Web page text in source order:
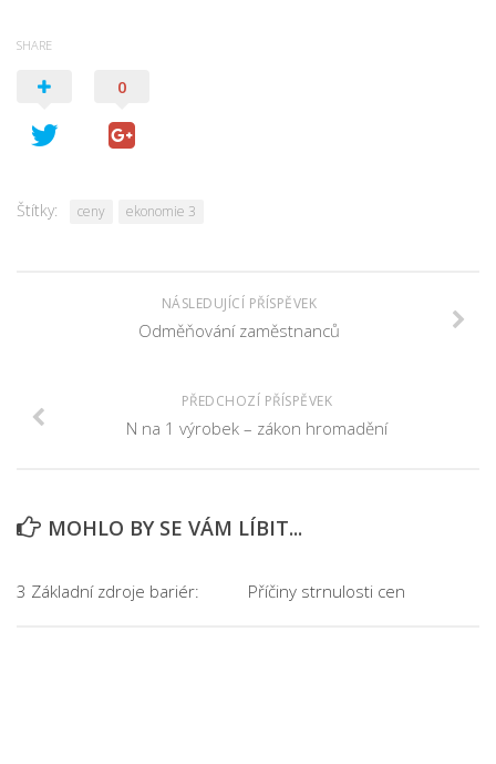
SHARE
0
Štítky: ceny ekonomie 3
NÁSLEDUJÍCÍ PŘÍSPĚVEK
Odměňování zaměstnanců
PŘEDCHOZÍ PŘÍSPĚVEK
N na 1 výrobek – zákon hromadění
MOHLO BY SE VÁM LÍBIT...
3 Základní zdroje bariér: Příčiny strnulosti cen